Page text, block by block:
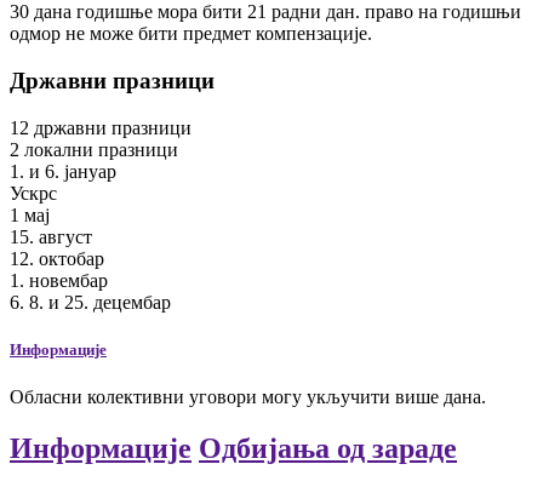
30 дана годишње мора бити 21 радни дан. право на годишњи
одмор не може бити предмет компензације.
Државни празници
12 државни празници
2 локални празници
1. и 6. јануар
Ускрс
1 мај
15. август
12. октобар
1. новембар
6. 8. и 25. децембар
Информације
Обласни колективни уговори могу укључити више дана.
Информације Одбијања од зараде